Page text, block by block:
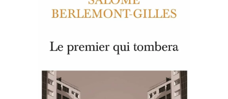
Livres les plus recommandés
Prix littéraires